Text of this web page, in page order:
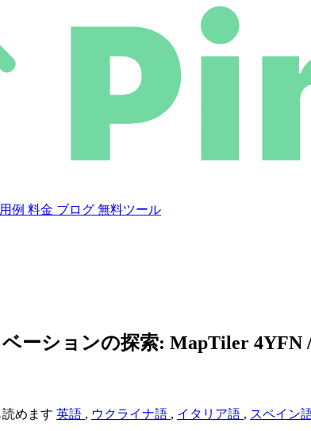
例 料金 ブログ 無料ツール
ーションの探索: MapTiler 4YFN
めます 英語 , ウクライナ語 , イタリア語 , スペイン